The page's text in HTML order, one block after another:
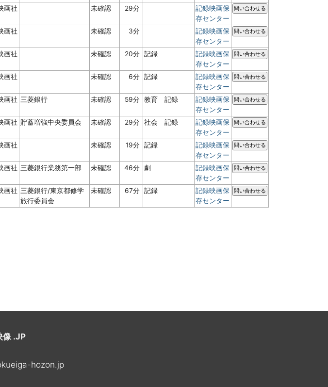
画社 未確認 29分
記録映画保
存センター
問い合わせる
画社 未確認 3分
記録映画保
存センター
問い合わせる
画社 未確認 20分 記録
記録映画保
存センター
問い合わせる
画社 未確認 6分 記録
記録映画保
存センター
問い合わせる
画社 三菱銀行 未確認 59分 教育 記録
記録映画保
存センター
問い合わせる
画社 貯蓄増強中央委員会 未確認 29分 社会 記録
記録映画保
存センター
問い合わせる
画社 未確認 19分 記録
記録映画保
存センター
問い合わせる
画社 三菱銀行業務第一部 未確認 46分 劇
記録映画保
存センター
問い合わせる
画社 三菱銀行/東京都修学
旅行委員会
未確認 67分 記録
記録映画保
存センター
問い合わせる
像 .JP
hozon.jp